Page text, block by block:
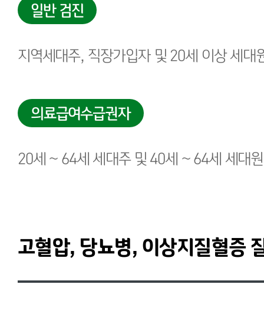
일반 검진
지역세대주, 직장가입자 및 20세 이상 세대
의료급여수급권자
20세 ~ 64세 세대주 및 40세 ~ 64세 세대원
고혈압, 당뇨병, 이상지질혈증